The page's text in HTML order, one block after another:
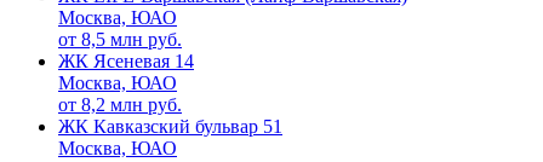
Москва, ЮАО
от 8,5 млн руб.
ЖК Ясеневая 14
Москва, ЮАО
от 8,2 млн руб.
ЖК Кавказский бульвар 51
Москва, ЮАО